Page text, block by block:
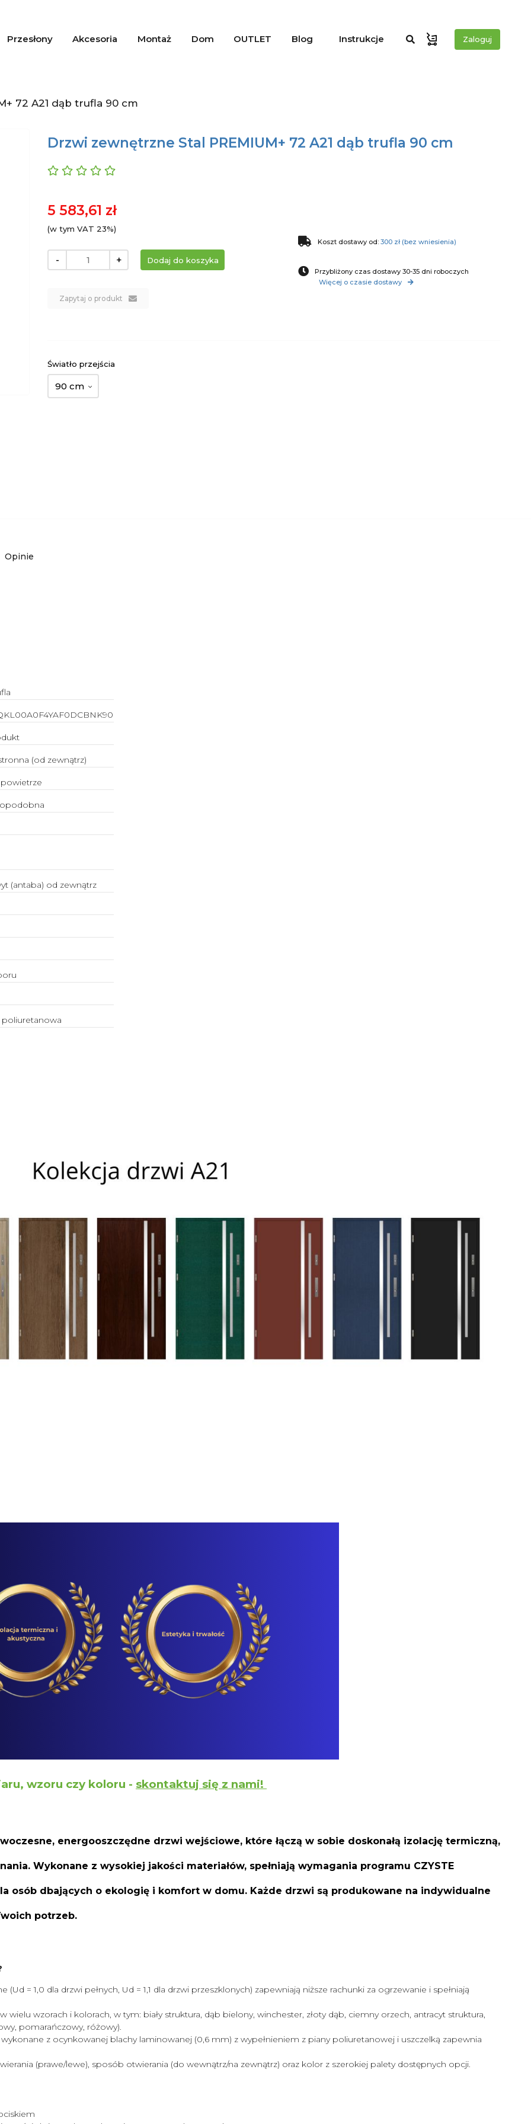
Przesłony Akcesoria Montaż Dom OUTLET Blog Instrukcje Zaloguj
72 A21 dąb trufla 90 cm
Drzwi zewnętrzne Stal PREMIUM+ 72 A21 dąb trufla 90 cm
5 583,61 zł
(w tym VAT 23%)
- +
Zapytaj o produkt
Koszt dostawy od:300 zł (bez wniesienia)
Przybliżony czas dostawy 30-35 dni roboczych
Więcej o czasie dostawy
Światło przejścia
90 cm
Opinie
(od zewnątrz)
(antaba) od zewnątrz
poliuretanowa
wzoru czy koloru - skontaktuj się z nami!
energooszczędne drzwi wejściowe, które łączą w sobie doskonałą izolację termiczną,
Wykonane z wysokiej jakości materiałów, spełniają wymagania programu CZYSTE
osób dbających o ekologię i komfort w domu. Każde drzwi są produkowane na indywidualne
potrzeb.
= 1,0 dla drzwi pełnych, Ud = 1,1 dla drzwi przeszklonych) zapewniają niższe rachunki za ogrzewanie i spełniają
wzorach i kolorach, w tym: biały struktura, dąb bielony, winchester, złoty dąb, ciemny orzech, antracyt struktura,
pomarańczowy, różowy).
z ocynkowanej blachy laminowanej (0,6 mm) z wypełnieniem z piany poliuretanowej i uszczelką zapewnia
(prawe/lewe), sposób otwierania (do wewnątrz/na zewnątrz) oraz kolor z szerokiej palety dostępnych opcji.